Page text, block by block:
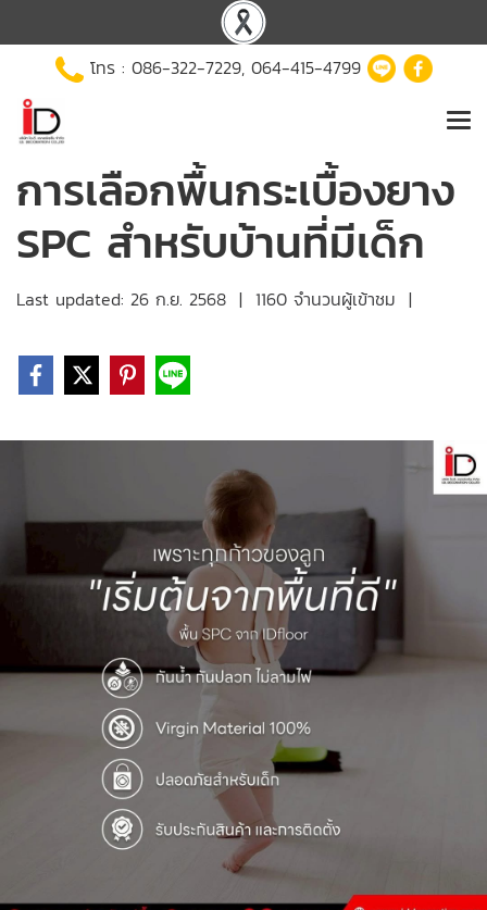
โทร : 086-322-7229, 064-415-4799
การเลือกพื้นกระเบื้องยาง
SPC สำหรับบ้านที่มีเด็ก
Last updated: 26 ก.ย. 2568 | 1160 จำนวนผู้เข้าชม |